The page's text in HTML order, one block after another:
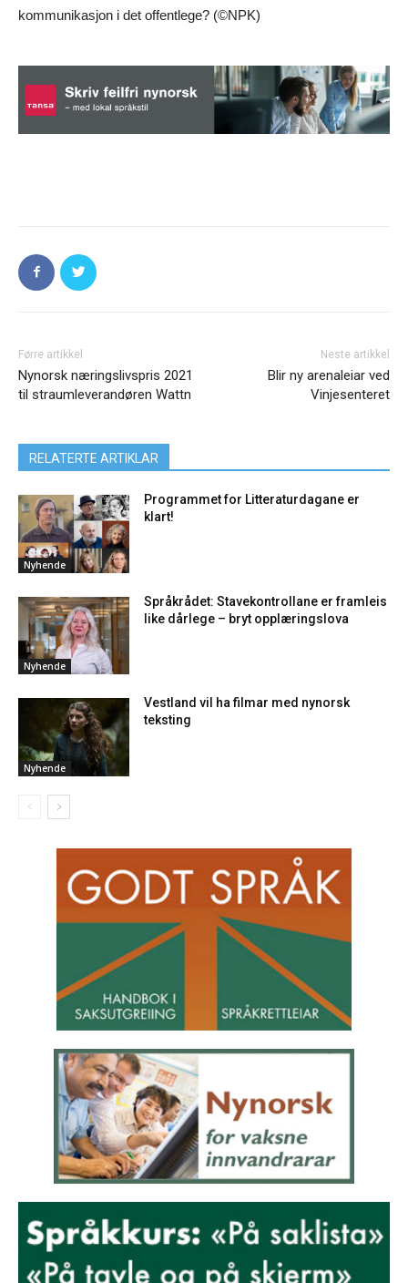
kommunikasjon i det offentlege? (©NPK)
Førre artikkel
Nynorsk næringslivspris 2021
til straumleverandøren Wattn
Neste artikkel
Blir ny arenaleiar ved
Vinjesenteret
RELATERTE ARTIKLAR
Nyhende
Programmet for Litteraturdagane er
klart!
Nyhende
Språkrådet: Stavekontrollane er framleis
like dårlege – bryt opplæringslova
Nyhende
Vestland vil ha filmar med nynorsk
teksting